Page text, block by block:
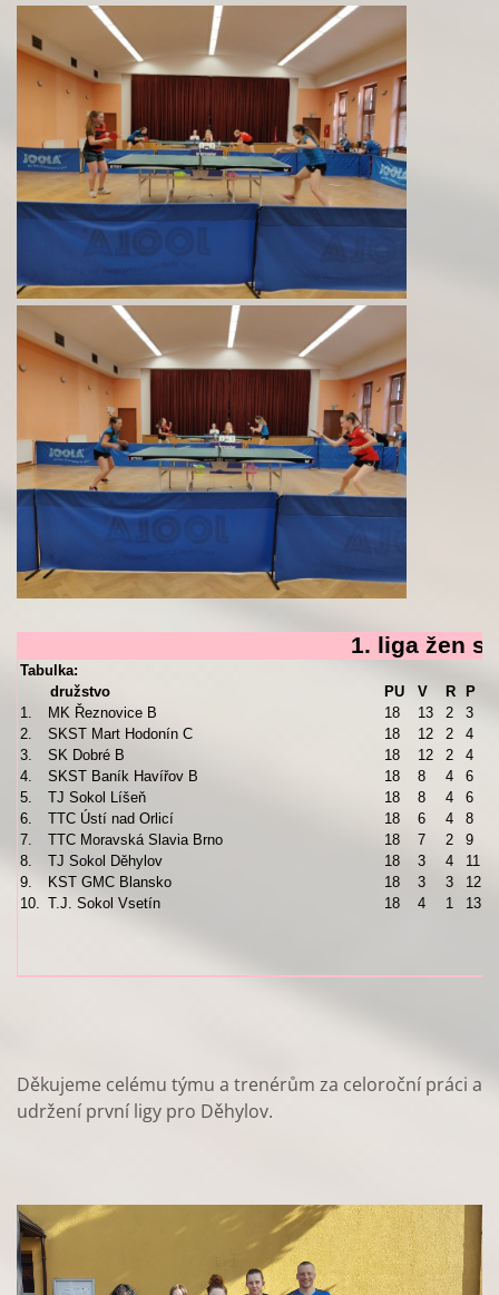
1. liga žen
Tabulka:
družstvo
PU V R P
1.
MK Řeznovice B 18 13 2 3
2.
SKST Mart Hodonín C 18 12 2 4
3.
SK Dobré B 18 12 2 4
4.
SKST Baník Havířov B 18 8 4 6
5.
TJ Sokol Líšeň 18 8 4 6
6.
TTC Ústí nad Orlicí 18 6 4 8
7.
TTC Moravská Slavia Brno 18 7 2 9
8.
TJ Sokol Děhylov 18 3 4 11
9.
KST GMC Blansko 18 3 3 12
10.
T.J. Sokol Vsetín 18 4 1 13
Děkujeme celému týmu a trenérům za celoroční práci a
udržení první ligy pro Děhylov.